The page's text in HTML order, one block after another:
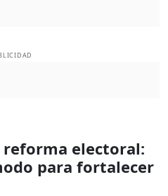
reforma electoral:
para fortalecer